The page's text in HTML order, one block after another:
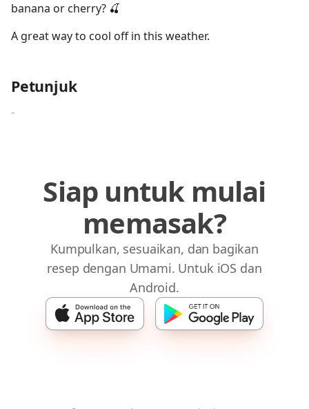
banana or cherry? 🍒
A great way to cool off in this weather.
Petunjuk
-
Siap untuk mulai
memasak?
Kumpulkan, sesuaikan, dan bagikan
resep dengan Umami. Untuk iOS dan
Android.